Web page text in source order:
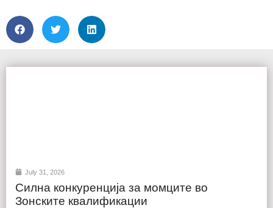
July 31, 2026
Силна конкуренција за момците во
Зонските квалификации